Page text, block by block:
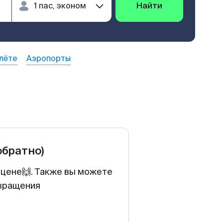
Найти
Аэропорты
Также вы можете